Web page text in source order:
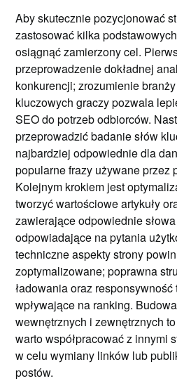
Aby skutecznie pozycjonować
zastosować kilka
osiągnąć zamierzony cel.
przeprowadzenie dokładnej
konkurencji; zrozumienie
kluczowych graczy pozwala
SEO do potrzeb odbiorców.
przeprowadzić badanie słów
najbardziej odpowiednie dla
popularne frazy używane przez
Kolejnym krokiem jest
tworzyć wartościowe artykuły
zawierające odpowiednie
odpowiadające na pytania
techniczne aspekty strony
zoptymalizowane; poprawna
ładowania oraz
wpływające na ranking.
wewnętrznych i zewnętrznych
warto współpracować z innymi
w celu wymiany linków lub
postów.